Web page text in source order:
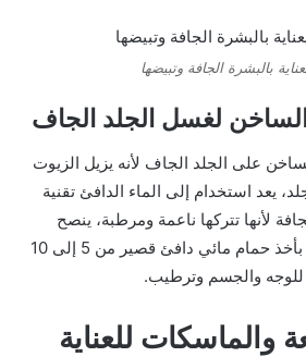
بالبشرة الجافة وتبيضها
الساخن لغسل الجلد الجاف
على الجلد الجاف لأنه يزيل الزيوت
يعد استخدام إلى الماء الدافئ تقنية
لأنها تتركها ناعمة ومرطبة، ينصح
متخصصو العناية بالبشرة بأخذ حمام مائي دافئ قصير من 5 إلى 10
والجسم وترطيب.
والماسكات للعناية